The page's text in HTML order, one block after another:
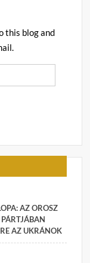
this blog and
AZ OROSZ
AZ UKRÁNOK